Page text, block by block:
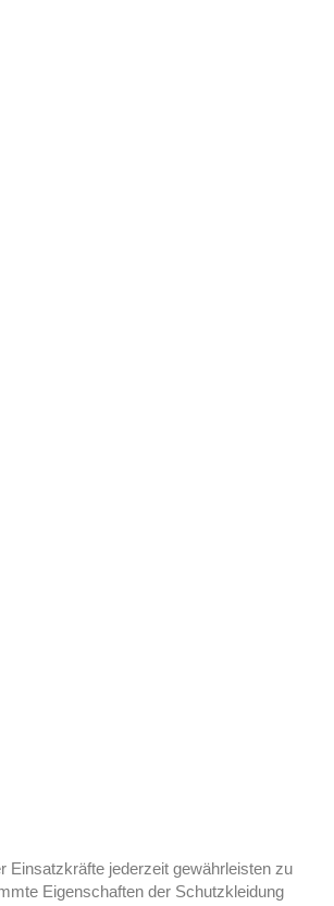
Einsatzkräfte jederzeit gewährleisten zu
Eigenschaften der Schutzkleidung